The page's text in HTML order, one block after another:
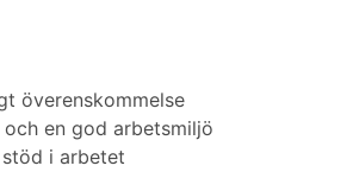
överenskommelse
en god arbetsmiljö
i arbetet